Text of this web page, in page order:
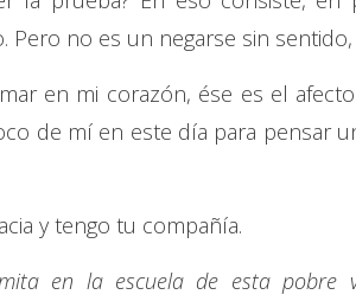
Pero no es un negarse sin
en mi corazón, ése es el
de mí en este día para pensar
y tengo tu compañía.
en la escuela de esta pobre